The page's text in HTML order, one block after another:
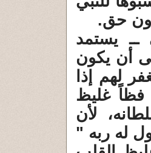
حق.
ــ يستمد
أن يكون
لهم إذا
فظاً غليظ
لأن
له ربه "